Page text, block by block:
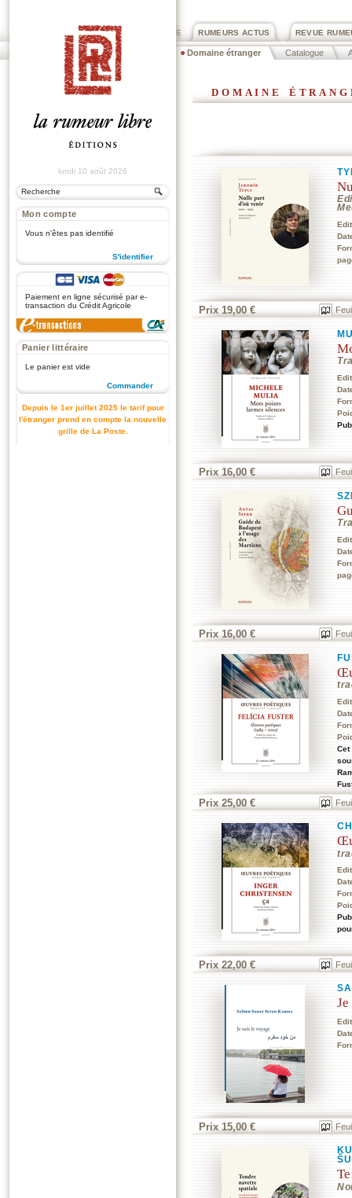
REVUE
RUMEURS ACTUS
PRIX ROGER DEXTRE
Domaine étranger Catalogue
lundi 10 août 2026
Mon compte
Vous n'êtes pas identifié
S'identifier
Paiement en ligne sécurisé par e-
transaction du Crédit Agricole
Panier littéraire
Le panier est vide
Commander
Depuis le 1er juillet 2025 le tarif pour
l'étranger prend en compte la nouvelle
grille de La Poste.
domaine
Prix 19,00 €
Prix 16,00 €
Prix 16,00 €
Cet
Prix 25,00 €
Prix 22,00 €
Prix 15,00 €